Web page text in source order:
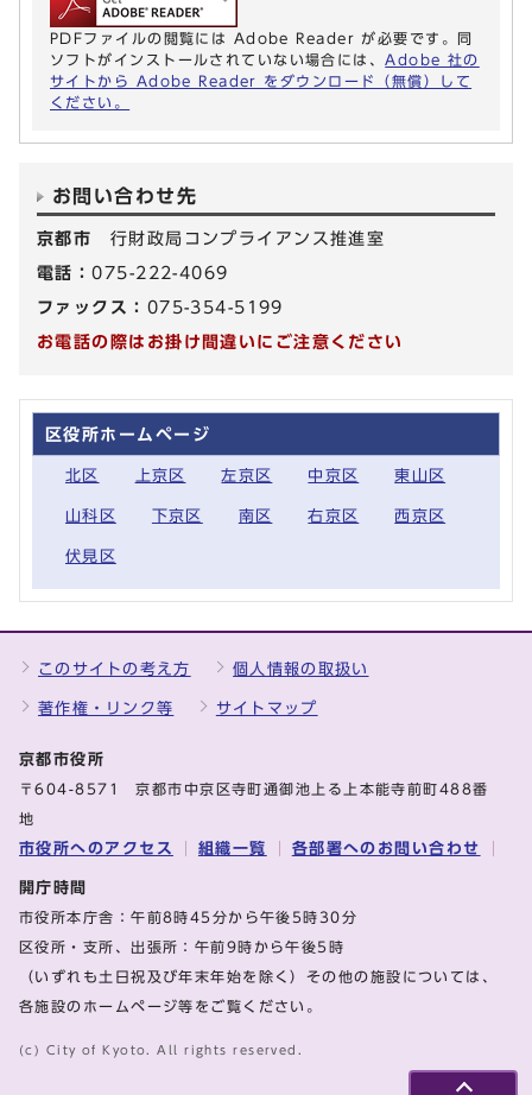
PDFファイルの閲覧には Adobe Reader が必要です。同
ソフトがインストールされていない場合には、 Adobe 社の
サイトから Adobe Reader をダウンロード（無償）して
ください。
お問い合わせ先
京都市 行財政局コンプライアンス推進室
電話：075-222-4069
ファックス： 075-354-5199
お電話の際はお掛け間違いにご注意ください
区役所ホームページ
北区 上京区 左京区 中京区 東山区
山科区 下京区 南区 右京区 西京区
伏見区
このサイトの考え方 個人情報の取扱い
著作権・リンク等 サイトマップ
京都市役所
〒604-8571 京都市中京区寺町通御池上る上本能寺前町488番
地
市役所へのアクセス 組織一覧 各部署へのお問い合わせ
開庁時間
市役所本庁舎：午前8時45分から午後5時30分
区役所・支所、出張所：午前9時から午後5時
（いずれも土日祝及び年末年始を除く）その他の施設については、
各施設のホームページ等をご覧ください。
(c) City of Kyoto. All rights reserved.